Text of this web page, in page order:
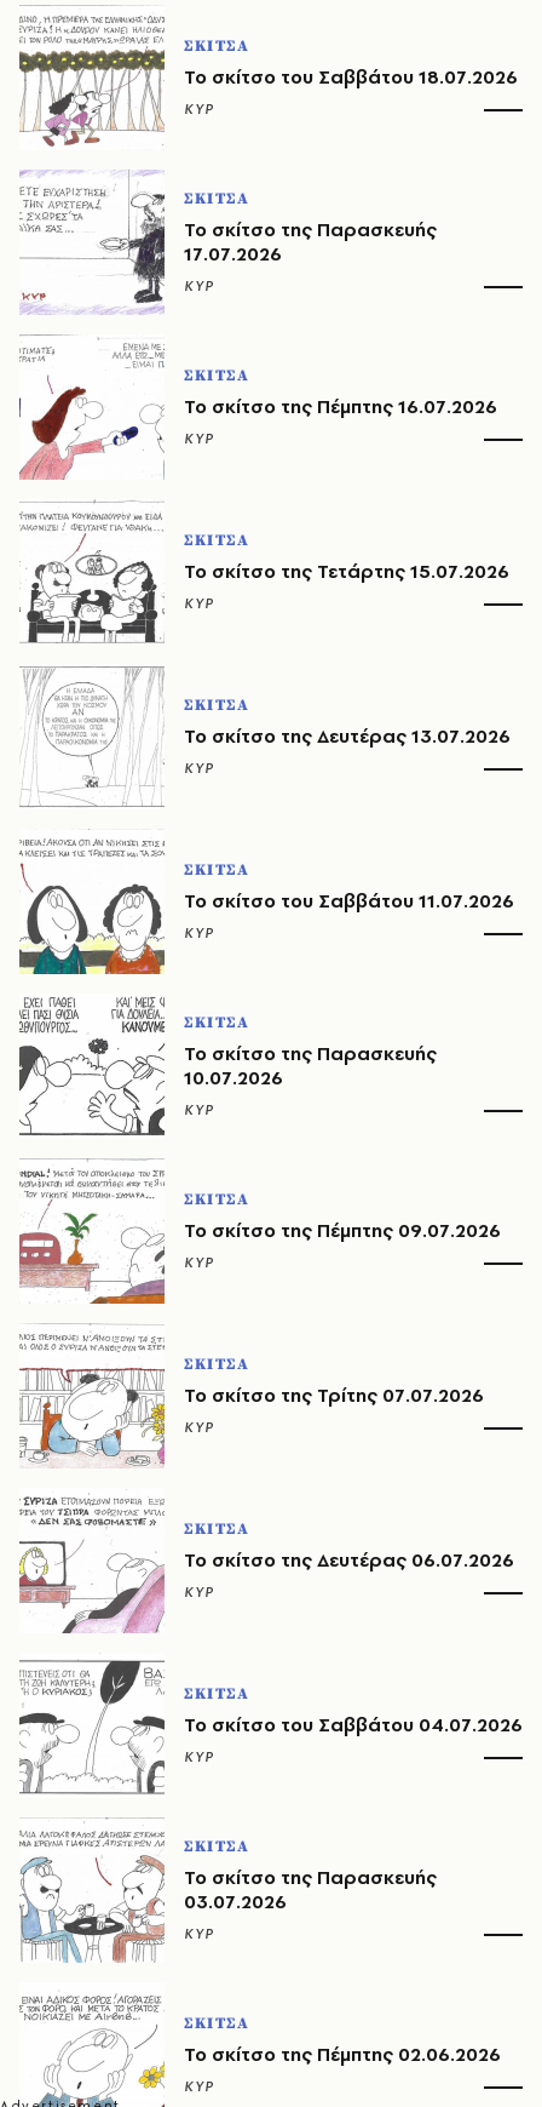
ΣΚΙΤΣΑ
Το σκίτσο του Σαββάτου 18.07.2026
ΚΥΡ
ΣΚΙΤΣΑ
Το σκίτσο της Παρασκευής
17.07.2026
ΚΥΡ
ΣΚΙΤΣΑ
Το σκίτσο της Πέμπτης 16.07.2026
ΚΥΡ
ΣΚΙΤΣΑ
Το σκίτσο της Τετάρτης 15.07.2026
ΚΥΡ
ΣΚΙΤΣΑ
Το σκίτσο της Δευτέρας 13.07.2026
ΚΥΡ
ΣΚΙΤΣΑ
Το σκίτσο του Σαββάτου 11.07.2026
ΚΥΡ
ΣΚΙΤΣΑ
Το σκίτσο της Παρασκευής
10.07.2026
ΚΥΡ
ΣΚΙΤΣΑ
Το σκίτσο της Πέμπτης 09.07.2026
ΚΥΡ
ΣΚΙΤΣΑ
Το σκίτσο της Τρίτης 07.07.2026
ΚΥΡ
ΣΚΙΤΣΑ
Το σκίτσο της Δευτέρας 06.07.2026
ΚΥΡ
ΣΚΙΤΣΑ
Το σκίτσο του Σαββάτου 04.07.2026
ΚΥΡ
ΣΚΙΤΣΑ
Το σκίτσο της Παρασκευής
03.07.2026
ΚΥΡ
ΣΚΙΤΣΑ
Το σκίτσο της Πέμπτης 02.06.2026
ΚΥΡ